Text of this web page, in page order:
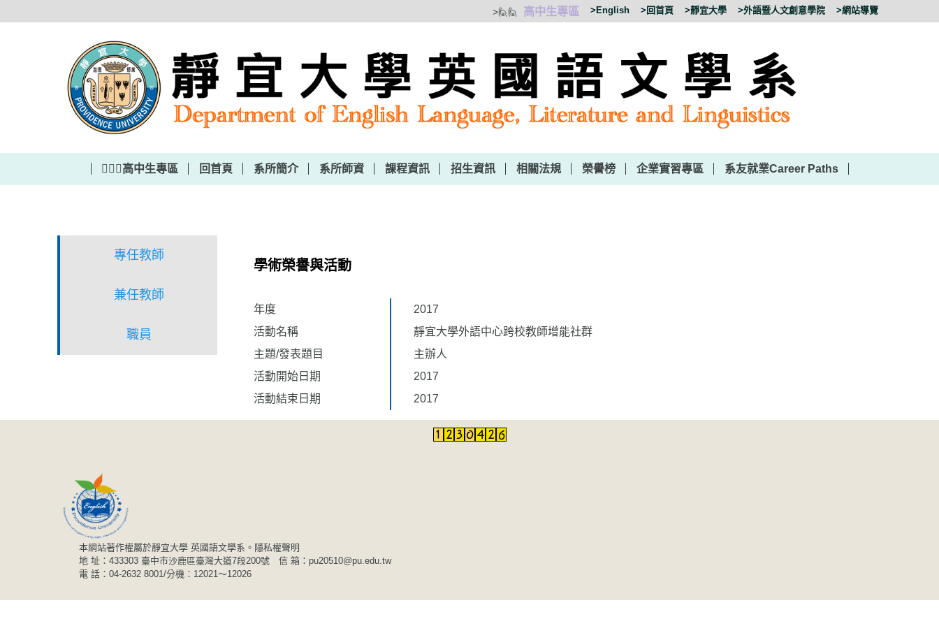
到
>🙋‍🙋‍ 高中生專區 >English >回首頁 >靜宜大學 >外語暨人文創意學院 >網站導覽
🙋‍🙋‍♂️高中生專區 回首頁 系所簡介 系所師資 課程資訊 招生資訊 相關法規 榮譽榜 企業實習專區 系友就業Career Paths
專任教師
兼任教師
職員
學術榮譽與活動
年度
2017
活動名稱
靜宜大學外語中心跨校教師增能社群
主題/發表題目
主辦人
活動開始日期
2017
活動結束日期
2017
本網站著作權屬於靜宜大學 英國語文學系。 隱私權聲明
地 址：433303 臺中市沙鹿區臺灣大道7段200號 信 箱：pu20510@pu.edu.tw
電 話：04-2632 8001/分機：12021～12026